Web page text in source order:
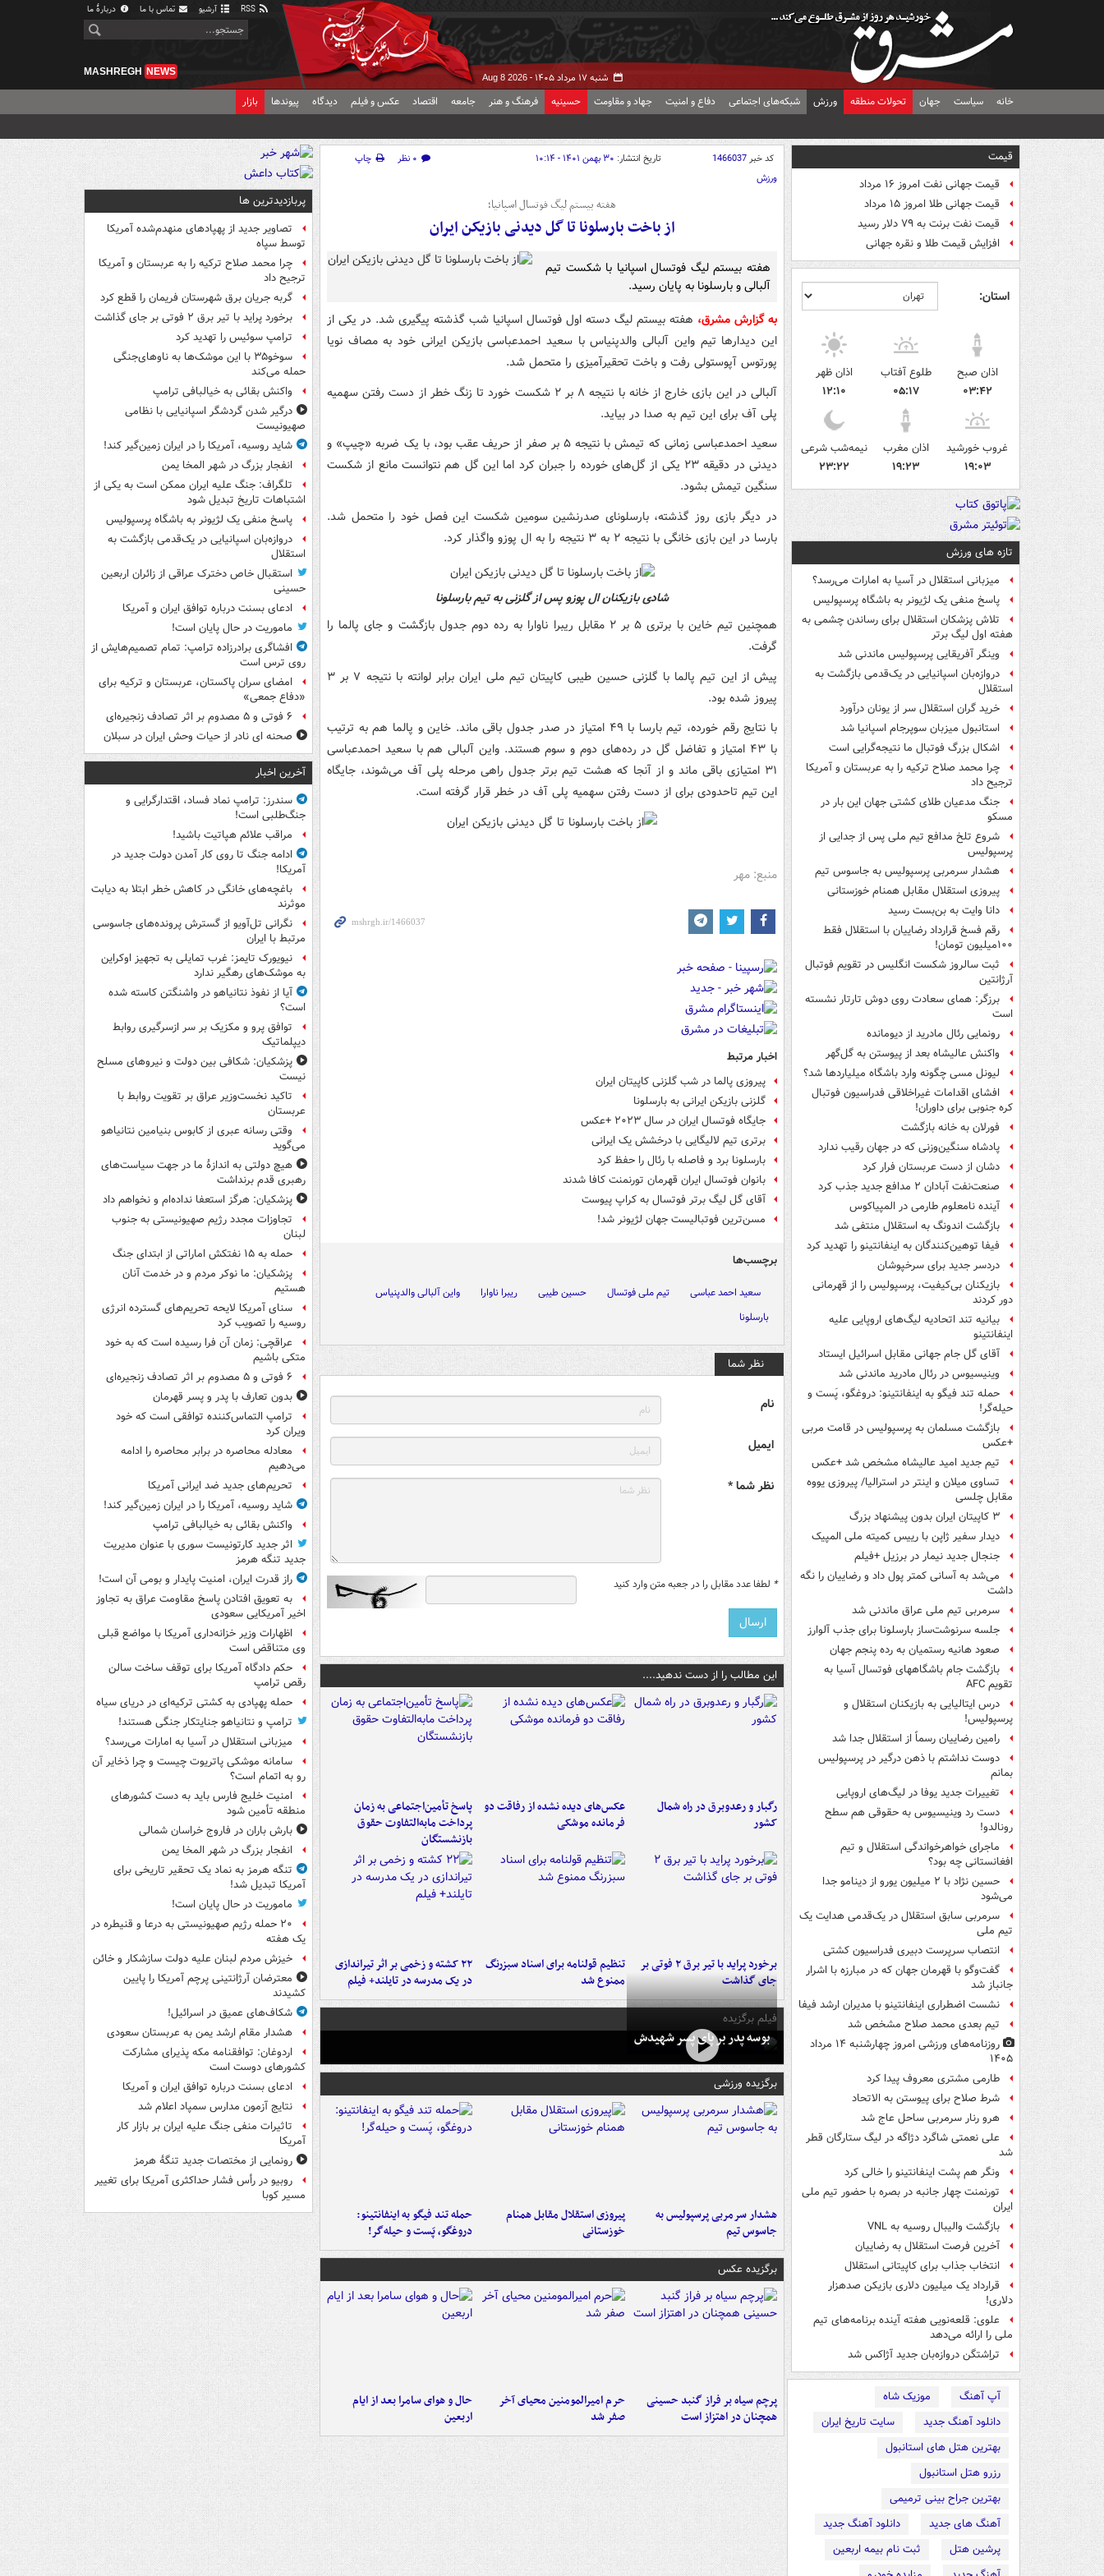
آرشیو تماس با ما دربارهٔ ما
شنبه ۱۷ مرداد ۱۴۰۵ - Aug 8 2026
MASHREGH NEWS
خانه سیاست جهان تحولات منطقه ورزش شبکه‌های اجتماعی دفاع و امنیت جهاد و مقاومت حسینیه فرهنگ و هنر جامعه اقتصاد عکس و فیلم دیدگاه پیوندها بازار
قیمت
قیمت جهانی نفت امروز ۱۶ مرداد
قیمت جهانی طلا امروز ۱۵ مرداد
قیمت نفت برنت به ۷۹ دلار رسید
افزایش قیمت طلا و نقره جهانی
استان:
اذان صبح
۰۳:۴۲
طلوع آفتاب
۰۵:۱۷
اذان ظهر
۱۲:۱۰
غروب خورشید
۱۹:۰۳
اذان مغرب
۱۹:۲۳
نیمه‌شب شرعی
۲۳:۲۲
تازه های ورزش
میزبانی استقلال در آسیا به امارات می‌رسد؟
پاسخ منفی یک لژیونر به باشگاه پرسپولیس
تلاش پزشکان استقلال برای رساندن چشمی به
هفته اول لیگ برتر
وینگر آفریقایی پرسپولیس ماندنی شد
دروازه‌بان اسپانیایی در یک‌قدمی بازگشت به
استقلال
خرید گران استقلال سر از یونان درآورد
استانبول میزبان سوپرجام اسپانیا شد
اشکال بزرگ فوتبال ما نتیجه‌گرایی است
چرا محمد صلاح ترکیه را به عربستان و آمریکا
ترجیح داد
جنگ مدعیان طلای کشتی جهان این بار در
مسکو
شروع تلخ مدافع تیم ملی پس از جدایی از
پرسپولیس
هشدار سرمربی پرسپولیس به جاسوس تیم
پیروزی استقلال مقابل همنام خوزستانی
دانا وایت به بن‌بست رسید
رقم فسخ قرارداد رضاییان با استقلال فقط
۱۰۰میلیون تومان!
ثبت سالروز شکست انگلیس در تقویم فوتبال
آرژانتین
برزگر: همای سعادت روی دوش تارتار نشسته
است
رونمایی رئال مادرید از دیومانده
واکنش عالیشاه بعد از پیوستن به گل‌گهر
لیونل مسی چگونه وارد باشگاه میلیاردها شد؟
افشای اقدامات غیراخلاقی فدراسیون فوتبال
کره جنوبی برای داوران!
فورلان به خانه بازگشت
پادشاه سنگین‌وزنی که در جهان رقیب ندارد
دشان از دست عربستان فرار کرد
صنعت‌نفت آبادان ۲ مدافع جدید جذب کرد
آینده نامعلوم طارمی در المپیاکوس
بازگشت اندونگ به استقلال منتفی شد
فیفا توهین‌کنندگان به اینفانتینو را تهدید کرد
دردسر جدید برای سرخپوشان
بازیکنان بی‌کیفیت، پرسپولیس را از قهرمانی
دور کردند
بیانیه تند اتحادیه لیگ‌های اروپایی علیه
اینفانتینو
آقای گل جام جهانی مقابل اسرائیل ایستاد
وینیسیوس در رئال مادرید ماندنی شد
حمله تند فیگو به اینفانتینو: دروغگو، پَست‌ و
حیله‌گر!
بازگشت مسلمان به پرسپولیس در قامت مربی
+عکس
تیم جدید امید عالیشاه مشخص شد +عکس
تساوی میلان و اینتر در استرالیا/ پیروزی یووه
مقابل چلسی
۳ کاپیتان ایران بدون پیشنهاد بزرگ
دیدار سفیر ژاپن با رییس کمیته ملی المپیک
جنجال جدید نیمار در برزیل +فیلم
می‌شد به آسانی کمتر پول داد و رضاییان را نگه
داشت
سرمربی تیم ملی عراق ماندنی شد
جلسه سرنوشت‌ساز بارسلونا برای جذب آلوارز
صعود هانیه رستمیان به رده پنجم جهان
بازگشت جام باشگاههای فوتسال آسیا به
تقویم AFC
درس ایتالیایی‌ به بازیکنان استقلال و
پرسپولیس!
رامین رضاییان رسماً از استقلال جدا شد
دوست نداشتم با ذهن درگیر در پرسپولیس
بمانم
تغییرات جدید یوفا در لیگ‌های اروپایی
دست رد وینیسیوس به حقوقی هم سطح
رونالدو!
ماجرای خواهرخواندگی استقلال و تیم
افغانستانی چه بود؟
حسین نژاد با ۲ میلیون یورو از دینامو جدا
می‌شود
سرمربی سابق استقلال در یک‌قدمی هدایت یک
تیم ملی
انتصاب سرپرست دبیری فدراسیون کشتی
گفت‌وگو با قهرمان جهان که در مبارزه با اشرار
جانباز شد
نشست اضطراری اینفانتینو با مدیران ارشد فیفا
تیم بعدی محمد صلاح مشخص شد
روزنامه‌های ورزشی امروز چهارشنبه ۱۴ مرداد
۱۴۰۵
طارمی مشتری معروف پیدا کرد
شرط صلاح برای پیوستن به الاتحاد
هرو رنار سرمربی ساحل عاج شد
علی نعمتی شاگرد دژاگه در لیگ ستارگان قطر
شد
ونگر هم پشت اینفانتینو را خالی کرد
تورنمنت چهار جانبه در بصره با حضور تیم ملی
ایران
بازگشت والیبال روسیه به VNL
آخرین فرصت استقلال به رضاییان
انتخاب جذاب برای کاپیتانی استقلال
قرارداد یک میلیون دلاری بازیکن صدهزار
دلاری!
علوی: قلعه‌نویی هفته آینده برنامه‌های تیم
ملی را ارائه می‌دهد
تراِشتگن دروازه‌بان جدید آژاکس شد
آپ آهنگ
موزیک شاه
دانلود آهنگ جدید
سایت تاریخ ایران
بهترین هتل های استانبول
رزرو هتل استانبول
بهترین جراح بینی ترمیمی
آهنگ های جدید
دانلود آهنگ جدید
پرشین هتل
ثبت نام بیمه اربعین
کد خبر1466037 تاریخ انتشار: ۳۰ بهمن ۱۴۰۱ - ۱۰:۱۴ ۰ نظر
چاپ
ورزش
هفته بیستم لیگ فوتسال اسپانیا؛
از باخت بارسلونا تا گل دیدنی بازیکن ایران
هفته بیستم لیگ فوتسال اسپانیا با شکست تیم
آلبالی و بارسلونا به پایان رسید.
به گزارش مشرق، هفته بیستم لیگ دسته اول فوتسال اسپانیا شب گذشته پیگیری شد. در یکی از
این دیدارها تیم واین آلبالی والدپنیاس با سعید احمدعباسی بازیکن ایرانی خود به مصاف نویا
پورتوس آپوستولی رفت و باخت تحقیرآمیزی را متحمل شد.
آلبالی در این بازی خارج از خانه با نتیجه ۸ بر ۲ شکست خورد تا زنگ خطر از دست رفتن سهمیه
پلی آف برای این تیم به صدا در بیاید.
سعید احمدعباسی زمانی که تیمش با نتیجه ۵ بر صفر از حریف عقب بود، با یک ضربه «چیپ» و
دیدنی در دقیقه ۲۳ یکی از گل‌های خورده را جبران کرد اما این گل هم نتوانست مانع از شکست
سنگین تیمش بشود.
در دیگر بازی روز گذشته، بارسلونای صدرنشین سومین شکست این فصل خود را متحمل شد.
بارسا در این بازی خانگی با نتیجه ۲ به ۳ نتیجه را به ال پوزو واگذار کرد.
شادی بازیکنان ال پوزو پس از گلزنی به تیم بارسلونا
همچنین تیم خاین با برتری ۵ بر ۲ مقابل ریبرا ناوارا به رده دوم جدول بازگشت و جای پالما را
گرفت.
پیش از این تیم پالما با گلزنی حسین طیبی کاپیتان تیم ملی ایران برابر لوانته با نتیجه ۷ بر ۳
پیروز شده بود.
با نتایج رقم خورده، تیم بارسا با ۴۹ امتیاز در صدر جدول باقی ماند. خاین و پالما هم به ترتیب
با ۴۳ امتیاز و تفاضل گل در رده‌های دوم و سوم هستند. واین آلبالی هم با سعید احمدعباسی
۳۱ امتیازی باقی ماند و از آنجا که هشت تیم برتر جدول راهی مرحله پلی آف می‌شوند، جایگاه
این تیم تاحدودی برای از دست رفتن سهمیه پلی آف در خطر قرار گرفته است.
منبع: مهر
اخبار مرتبط
پیروزی پالما در شب گلزنی کاپیتان ایران
گلزنی بازیکن ایرانی به بارسلونا
جایگاه فوتسال ایران در سال ۲۰۲۳ +عکس
برتری تیم لالیگایی با درخشش یک ایرانی
بارسلونا برد و فاصله با رئال را حفظ کرد
بانوان فوتسال ایران قهرمان تورنمنت کافا شدند
آقای گل لیگ برتر فوتسال به کراپ پیوست
مسن‌ترین فوتبالیست جهان لژیونر شد!
برچسب‌ها
سعید احمد عباسی تیم ملی فوتسال حسین طیبی ریبرا ناوارا
واین آلبالی والدپنیاس
بارسلونا
نظر شما
نام
ایمیل
نظر شما *
* لطفا عدد مقابل را در جعبه متن وارد کنید
این مطالب را از دست ندهید....
رگبار و رعدوبرق در راه شمال
کشور
عکس‌های دیده نشده از رفاقت دو
فرمانده‌ موشکی
پاسخ تأمین‌اجتماعی به زمان
پرداخت مابه‌التفاوت حقوق
بازنشستگان
برخورد پراید با تیر برق ۲ فوتی بر
جای گذاشت
تنظیم قولنامه برای اسناد سبزرنگ
ممنوع شد
۲۲ کشته و زخمی بر اثر تیراندازی
در یک مدرسه در تایلند+ فیلم
فیلم برگزیده
بوسه‌ پدر بر پای پسر شهیدش
برگزیده ورزشی
هشدار سرمربی پرسپولیس به
جاسوس تیم
پیروزی استقلال مقابل همنام
خوزستانی
حمله تند فیگو به اینفانتینو:
دروغگو، پَست‌ و حیله‌گر!
برگزیده عکس
پرچم سیاه بر فراز گنبد حسینی
همچنان در اهتزاز است
حرم امیرالمومنین محیای آخر
صفر شد
حال و هوای سامرا بعد از ایام
اربعین
پربازدیدترین ها
تصاویر جدید از پهپادهای منهدم‌شده آمریکا
توسط سپاه
چرا محمد صلاح ترکیه را به عربستان و آمریکا
ترجیح داد
گربه جریان برق شهرستان فریمان را قطع کرد
برخورد پراید با تیر برق ۲ فوتی بر جای گذاشت
ترامپ سوئیس را تهدید کرد
سوخو۳۵ با این موشک‌ها به ناوهای‌جنگی
حمله می‌کند
واکنش بقائی به خیالبافی ترامپ
درگیر شدن گردشگر اسپانیایی با نظامی
صهیونیست
شاید روسیه، آمریکا را در ایران زمین‌گیر کند!
انفجار بزرگ در شهر المخا یمن
تلگراف: جنگ علیه ایران ممکن است به یکی از
اشتباهات تاریخ تبدیل شود
پاسخ منفی یک لژیونر به باشگاه پرسپولیس
دروازه‌بان اسپانیایی در یک‌قدمی بازگشت به
استقلال
استقبال خاص دخترک عراقی از زائران اربعین
حسینی
ادعای بسنت درباره توافق ایران و آمریکا
ماموریت در حال پایان است!
افشاگری برادرزاده ترامپ: تمام تصمیم‌هایش از
روی ترس است
امضای سران پاکستان، عربستان و ترکیه برای
«دفاع جمعی»
۶ فوتی و ۵ مصدوم بر اثر تصادف زنجیره‌ای
صحنه ای نادر از حیات وحش ایران در سبلان
آخرین اخبار
سندرز: ترامپ نماد فساد، اقتدارگرایی و
جنگ‌طلبی است!
مراقب علائم هپاتیت باشید!
ادامه جنگ تا روی کار آمدن دولت جدید در
آمریکا!
باغچه‌های خانگی در کاهش خطر ابتلا به دیابت
موثرند
نگرانی تل‌آویو از گسترش پرونده‌های جاسوسی
مرتبط با ایران
نیویورک تایمز: غرب تمایلی به تجهیز اوکراین
به موشک‌های رهگیر ندارد
آیا از نفوذ نتانیاهو در واشنگتن کاسته شده
است؟
توافق پرو و مکزیک بر سر ازسرگیری روابط
دیپلماتیک
پزشکیان: شکافی بین دولت و نیروهای مسلح
نیست
تاکید نخست‌وزیر عراق بر تقویت روابط با
عربستان
وقتی رسانه عبری از کابوس بنیامین نتانیاهو
می‌گوید
هیچ دولتی به اندازۀ ما در جهت سیاست‌های
رهبری قدم برنداشت
پزشکیان: هرگز استعفا نداده‌ام و نخواهم داد
تجاوزات مجدد رژیم صهیونیستی به جنوب
لبنان
حمله به ۱۵ نفتکش‌ اماراتی از ابتدای جنگ
پزشکیان: ما نوکر مردم و در خدمت آنان
هستیم
سنای آمریکا لایحه تحریم‌های گسترده انرژی
روسیه را تصویب کرد
عراقچی: زمان آن فرا رسیده است که به خود
متکی باشیم
۶ فوتی و ۵ مصدوم بر اثر تصادف زنجیره‌ای
بدون تعارف با پدر و پسر قهرمان
ترامپ التماس‌کننده توافقی است که خود
ویران کرد
معادله محاصره در برابر محاصره را ادامه
می‌دهیم
تحریم‌های جدید ضد ایرانی آمریکا
شاید روسیه، آمریکا را در ایران زمین‌گیر کند!
واکنش بقائی به خیالبافی ترامپ
اثر جدید کارتونیست سوری با عنوان مدیریت
جدید تنگه هرمز
راز قدرت ایران، امنیت پایدار و بومی آن است!
به تعویق افتادن پاسخ مقاومت عراق به تجاوز
اخیر آمریکایی سعودی
اظهارات وزیر خزانه‌داری آمریکا با مواضع قبلی
وی متناقض است
حکم دادگاه آمریکا برای توقف ساخت سالن
رقص ترامپ
حمله پهپادی به کشتی ترکیه‌ای در دریای سیاه
ترامپ و نتانیاهو جنایتکار جنگی هستند!
میزبانی استقلال در آسیا به امارات می‌رسد؟
سامانه موشکی پاتریوت چیست و چرا ذخایر آن
رو به اتمام است؟
امنیت خلیج فارس باید به دست کشورهای
منطقه تأمین شود
بارش باران در فاروج خراسان شمالی
انفجار بزرگ در شهر المخا یمن
تنگه هرمز به نماد یک تحقیر تاریخی برای
آمریکا تبدیل شد!
ماموریت در حال پایان است!
۲۰ حمله رژیم صهیونیستی به درعا و قنیطره در
یک هفته
خیزش مردم لبنان علیه دولت سازشکار و خائن
معترضان آرژانتینی پرچم آمریکا را پایین
کشیدند
شکاف‌های عمیق در اسرائیل!
هشدار مقام ارشد یمن به عربستان سعودی
اردوغان: توافقنامه مکه پذیرای مشارکت
کشورهای دوست است
ادعای بسنت درباره توافق ایران و آمریکا
نتایج آزمون مدارس سمپاد اعلام شد
تاثیرات منفی جنگ علیه ایران بر بازار کار
آمریکا
رونمایی از مختصات جدید تنگۀ هرمز
روبیو در رأس فشار حداکثری آمریکا برای تغییر
مسیر کوبا